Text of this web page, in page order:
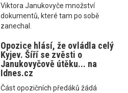
Viktora Janukovyče množství
dokumentů, které tam po sobě
zanechal.
Opozice hlásí, že ovládla celý
Kyjev. Šíří se zvěsti o
Janukovyčově útěku... na
Idnes.cz
Část opozičních předáků žádá